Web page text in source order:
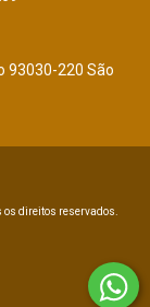
93030-220 São
direitos reservados.